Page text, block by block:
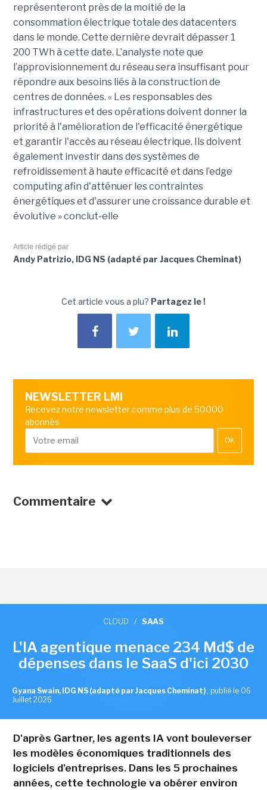
représenteront près de la moitié de la
consommation électrique totale des datacenters
dans le monde. Cette dernière devrait dépasser 1
200 TWh à cette date. L’analyste note que
l’approvisionnement du réseau sera insuffisant pour
répondre aux besoins liés à la construction de
centres de données. « Les responsables des
infrastructures et des opérations doivent donner la
priorité à l'amélioration de l'efficacité énergétique
et garantir l'accès au réseau électrique. Ils doivent
également investir dans des systèmes de
refroidissement à haute efficacité et dans l’edge
computing afin d'atténuer les contraintes
énergétiques et d'assurer une croissance durable et
évolutive » conclut-elle
Article rédigé par
Andy Patrizio, IDG NS (adapté par Jacques Cheminat)
Cet article vous a plu? Partagez le !
NEWSLETTER LMI
Recevez notre newsletter comme plus de 50000
abonnés
OK
Commentaire
CLOUD / SAAS
L'IA agentique menace 234 Md$ de
dépenses dans le SaaS d'ici 2030
Gyana Swain, IDG NS (adapté par Jacques Cheminat) , publié le 06
Juillet 2026
D'après Gartner, les agents IA vont bouleverser
les modèles économiques traditionnels des
logiciels d'entreprises. Dans les 5 prochaines
années, cette technologie va obérer environ